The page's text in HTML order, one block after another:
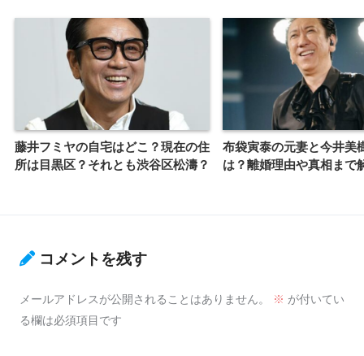
藤井フミヤの自宅はどこ？現在の住
所は目黒区？それとも渋谷区松濤？
布袋寅泰の元妻と今井美
は？離婚理由や真相まで
コメントを残す
メールアドレスが公開されることはありません。 ※ が付いてい
る欄は必須項目です